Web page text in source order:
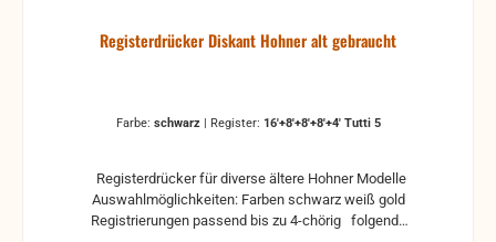
Registerdrücker Diskant Hohner alt gebraucht
Farbe: schwarz | Register: 16'+8'+8'+8'+4' Tutti 5
Auswahlmöglichkeiten: Farben schwarz weiß gold
Registrierungen passend bis zu 4-chörig folgende